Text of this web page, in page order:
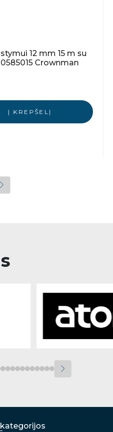
12 mm 15 m su
Crownman
Į KREPŠELĮ